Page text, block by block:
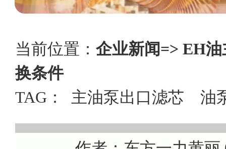
当前位置： 企业新闻=> EH
换条件
TAG： 主油泵出口滤芯 油